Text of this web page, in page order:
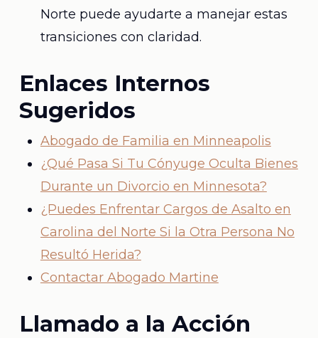
Norte puede ayudarte a manejar estas
transiciones con claridad.
Enlaces Internos
Sugeridos
Abogado de Familia en Minneapolis
¿Qué Pasa Si Tu Cónyuge Oculta Bienes
Durante un Divorcio en Minnesota?
¿Puedes Enfrentar Cargos de Asalto en
Carolina del Norte Si la Otra Persona No
Resultó Herida?
Contactar Abogado Martine
Llamado a la Acción